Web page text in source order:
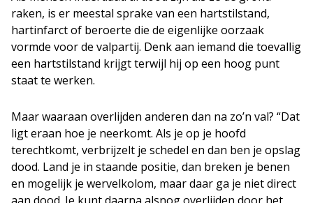
raken, is er meestal sprake van een hartstilstand,
hartinfarct of beroerte die de eigenlijke oorzaak
vormde voor de valpartij. Denk aan iemand die toevallig
een hartstilstand krijgt terwijl hij op een hoog punt
staat te werken.
Maar waaraan overlijden anderen dan na zo’n val? “Dat
ligt eraan hoe je neerkomt. Als je op je hoofd
terechtkomt, verbrijzelt je schedel en dan ben je opslag
dood. Land je in staande positie, dan breken je benen
en mogelijk je wervelkolom, maar daar ga je niet direct